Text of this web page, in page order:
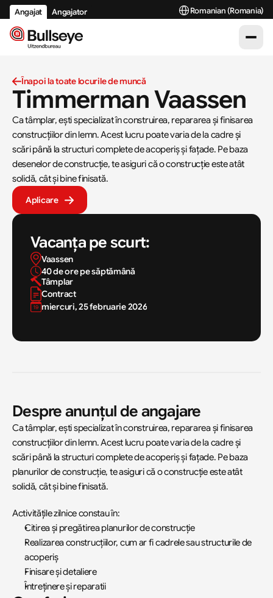
Înapoi la toate locurile de muncă
Timmerman Vaassen
Ca tâmplar, ești specializat în construirea, repararea și finisarea
construcțiilor din lemn. Acest lucru poate varia de la cadre și
scări până la structuri complete de acoperiș și fațade. Pe baza
desenelor de construcție, te asiguri că o construcție este atât
solidă, cât și bine finisată.
Aplicare
Vacanța pe scurt:
Vaassen
40 de ore pe săptămână
Tâmplar
Contract
miercuri, 25 februarie 2026
Despre anunțul de angajare
Ca tâmplar, ești specializat în construirea, repararea și finisarea
construcțiilor din lemn. Acest lucru poate varia de la cadre și
scări până la structuri complete de acoperiș și fațade. Pe baza
planurilor de construcție, te asiguri că o construcție este atât
solidă, cât și bine finisată.
Activitățile zilnice constau în:
Citirea și pregătirea planurilor de construcție
Realizarea construcțiilor, cum ar fi cadrele sau structurile de
acoperiș
Finisare și detaliere
Întreținere și reparatii
Angajat Angajator Select Language
Romanian (Romania)